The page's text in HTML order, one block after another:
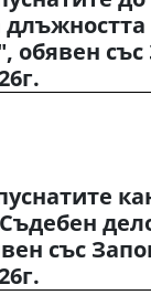
обявен
със